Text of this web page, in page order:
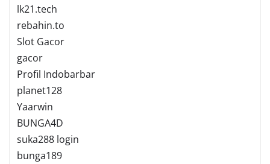
lk21.tech
rebahin.to
Slot Gacor
gacor
Profil Indobarbar
planet128
Yaarwin
BUNGA4D
suka288 login
bunga189